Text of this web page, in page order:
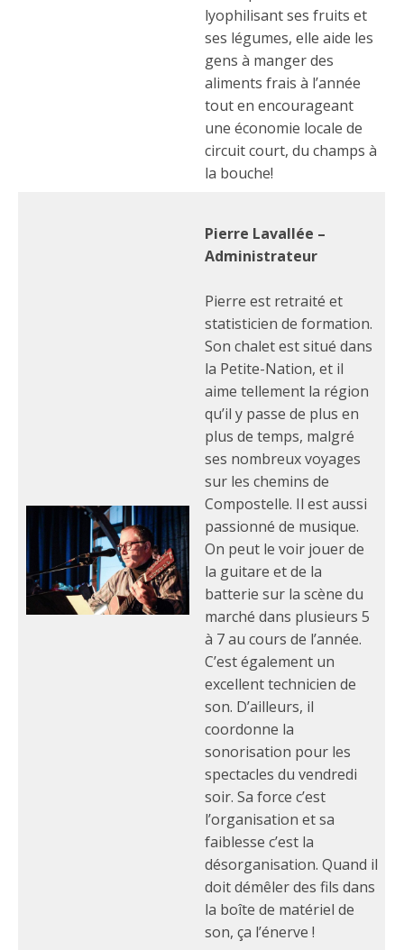
lyophilisant ses fruits et
ses légumes, elle aide les
gens à manger des
aliments frais à l’année
tout en encourageant
une économie locale de
circuit court, du champs à
la bouche!
Pierre Lavallée –
Administrateur
Pierre est retraité et
statisticien de formation.
Son chalet est situé dans
la Petite-Nation, et il
aime tellement la région
qu’il y passe de plus en
plus de temps, malgré
ses nombreux voyages
sur les chemins de
Compostelle. Il est aussi
passionné de musique.
On peut le voir jouer de
la guitare et de la
batterie sur la scène du
marché dans plusieurs 5
à 7 au cours de l’année.
C’est également un
excellent technicien de
son. D’ailleurs, il
coordonne la
sonorisation pour les
spectacles du vendredi
soir. Sa force c’est
l’organisation et sa
faiblesse c’est la
désorganisation. Quand il
doit démêler des fils dans
la boîte de matériel de
son, ça l’énerve !